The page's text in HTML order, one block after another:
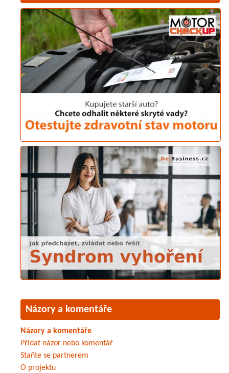
Názory a komentáře
Názory a komentáře
Přidat názor nebo komentář
Staňte se partnerem
O projektu